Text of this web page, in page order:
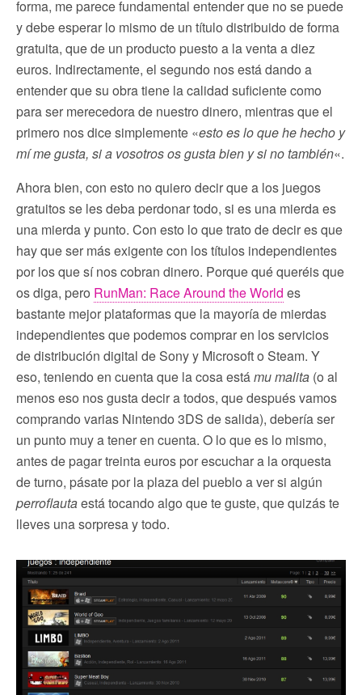
forma, me parece fundamental entender que no se puede
y debe esperar lo mismo de un título distribuido de forma
gratuita, que de un producto puesto a la venta a diez
euros. Indirectamente, el segundo nos está dando a
entender que su obra tiene la calidad suficiente como
para ser merecedora de nuestro dinero, mientras que el
primero nos dice simplemente «esto es lo que he hecho y
mí me gusta, si a vosotros os gusta bien y si no también«.
Ahora bien, con esto no quiero decir que a los juegos
gratuitos se les deba perdonar todo, si es una mierda es
una mierda y punto. Con esto lo que trato de decir es que
hay que ser más exigente con los títulos independientes
por los que sí nos cobran dinero. Porque qué queréis que
os diga, pero RunMan: Race Around the World es
bastante mejor plataformas que la mayoría de mierdas
independientes que podemos comprar en los servicios
de distribución digital de Sony y Microsoft o Steam. Y
eso, teniendo en cuenta que la cosa estámu malita (o al
menos eso nos gusta decir a todos, que después vamos
comprando varias Nintendo 3DS de salida), debería ser
un punto muy a tener en cuenta. O lo que es lo mismo,
antes de pagar treinta euros por escuchar a la orquesta
de turno, pásate por la plaza del pueblo a ver si algún
perroflautaestá tocando algo que te guste, que quizás te
lleves una sorpresa y todo.